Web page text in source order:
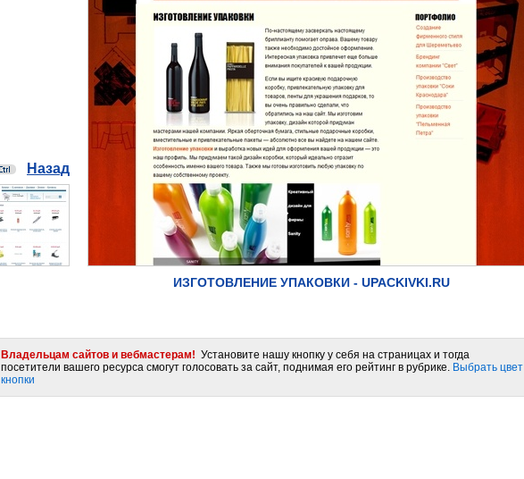
Назад
ИЗГОТОВЛЕНИЕ УПАКОВКИ - UPACKIVKI.RU
Владельцам сайтов и вебмастерам! Установите нашу кнопку у себя на страницах и тогда
посетители вашего ресурса смогут голосовать за сайт, поднимая его рейтинг в рубрике. Выбрать цвет
кнопки